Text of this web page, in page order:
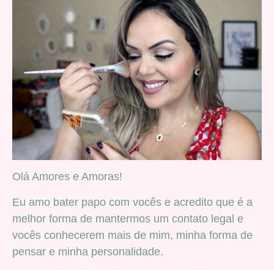
Olá Amores e Amoras!
Eu amo bater papo com vocês e acredito que é a
melhor forma de mantermos um contato legal e
vocês conhecerem mais de mim, minha forma de
pensar e minha personalidade.